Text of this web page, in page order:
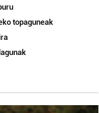
topaguneak